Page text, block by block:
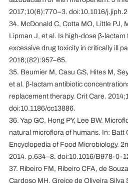
2017;10(6):770–3. doi:10.1016/
34. McDonald C, Cotta MO, Little PJ,
Lipman J, et al. Is high-dose β-
excessive drug toxicity in critically ill
2016;(82):957–65.
35. Beumier M, Casu GS, Hites M,
et al. β-lactam antibiotic
replacement therapy. Crit Care.
doi:10.1186/cc13886.
36. Yap GC, Hong PY, Lee BW.
natural microflora of humans. In: Batt
Encyclopedia of Food Microbiology.
2014. p.634–8. doi:10.1016/B978-0-
37. Ribeiro FM, Ribeiro CFA, de
Cardoso MH, Greice de Oliveira Silva